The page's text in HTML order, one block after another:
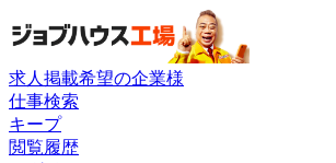
求人掲載希望の企業様
仕事検索
キープ
閲覧履歴